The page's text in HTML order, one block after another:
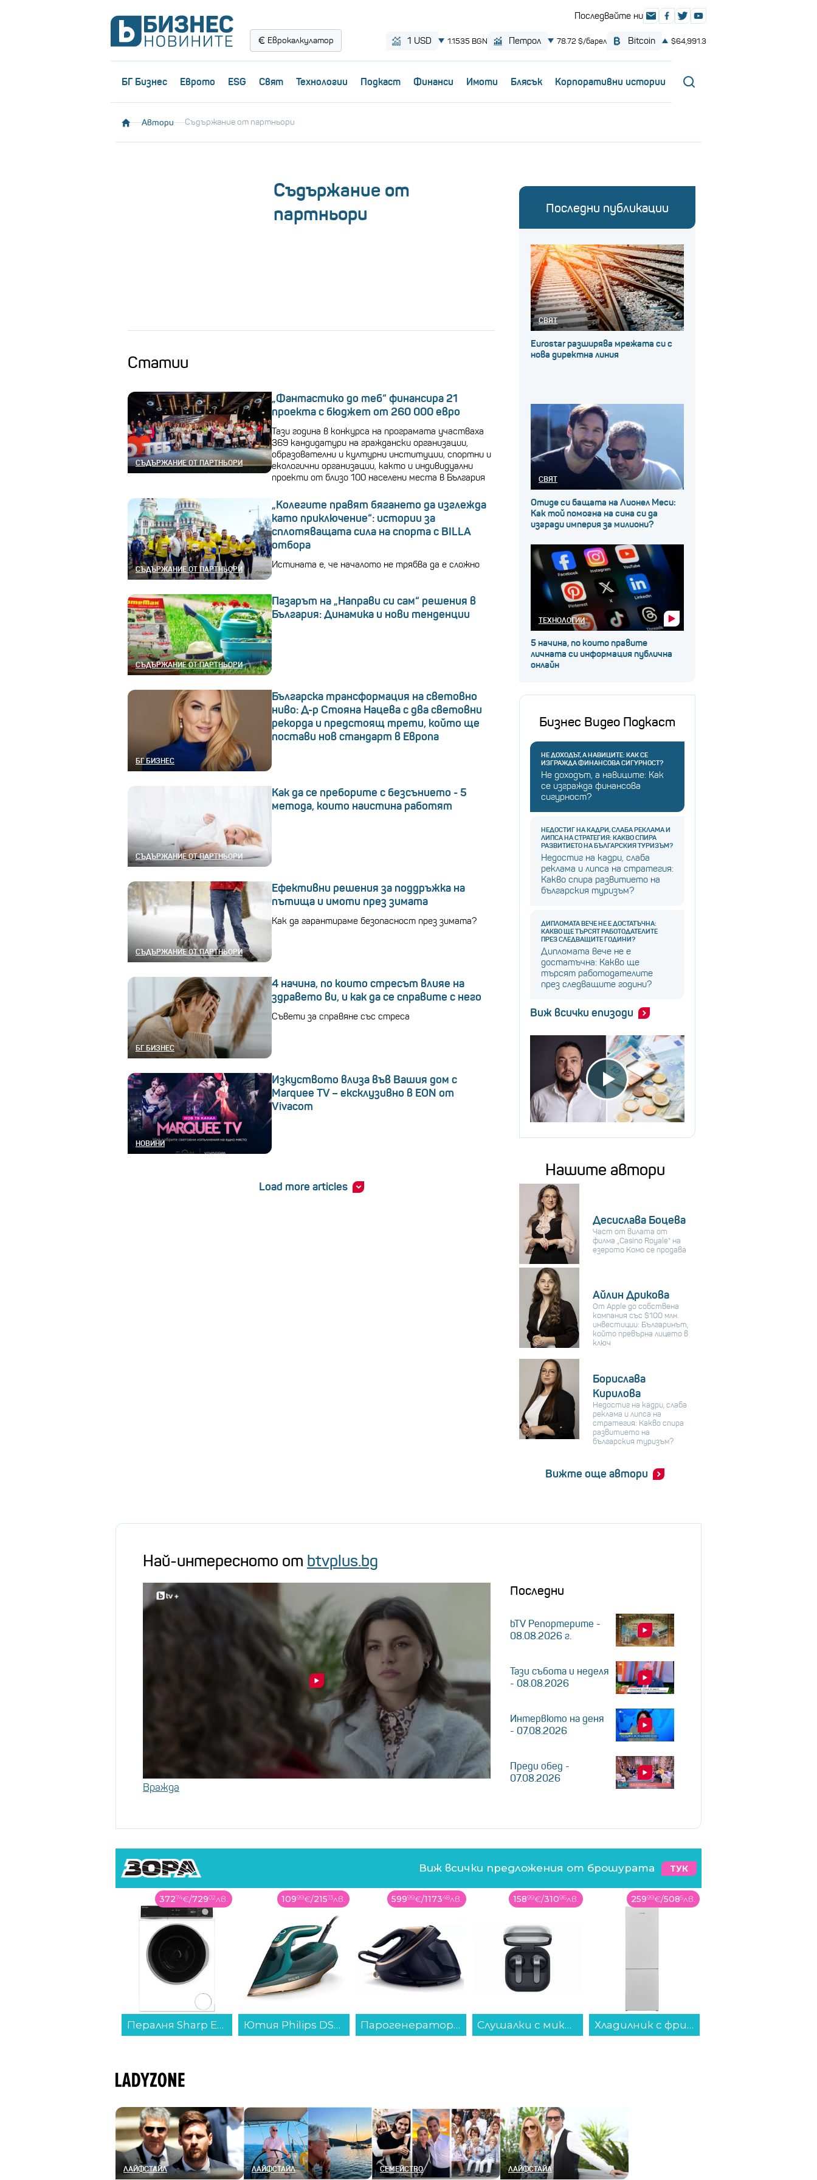
Еврокалкулатор
БГ Бизнес Еврото ESG Свят Технологии Пoдкаст Финанси Имоти Блясък Корпоративни истории
Автори Съдържание от партньори
Съдържание от
партньори
Статии
СЪДЪРЖАНИЕ ОТ ПАРТНЬОРИ
„Фантастико до теб“ финансира 21
проекта с бюджет от 260 000 евро
Тази година в конкурса на програмата участваха
369 кандидатури на граждански организации,
образователни и културни институции, спортни и
екологични организации, както и индивидуални
проекти от близо 100 населени места в България
СЪДЪРЖАНИЕ ОТ ПАРТНЬОРИ
„Колегите правят бягането да изглежда
като приключение“: истории за
сплотяващата сила на спорта с BILLA
отбора
Истината е, че началото не трябва да е сложно
СЪДЪРЖАНИЕ ОТ ПАРТНЬОРИ
Пазарът на „Направи си сам“ решения в
България: Динамика и нови тенденции
БГ БИЗНЕС
Българска трансформация на световно
ниво: Д-р Стояна Нацева с два световни
рекорда и предстоящ трети, който ще
постави нов стандарт в Европа
СЪДЪРЖАНИЕ ОТ ПАРТНЬОРИ
Как да се преборите с безсънието - 5
метода, които наистина работят
СЪДЪРЖАНИЕ ОТ ПАРТНЬОРИ
Ефективни решения за поддръжка на
пътища и имоти през зимата
Как да гарантираме безопасност през зимата?
БГ БИЗНЕС
4 начина, по които стресът влияе на
здравето ви, и как да се справите с него
Съвети за справяне със стреса
НОВИНИ
Изкуството влиза във Вашия дом с
Marquee TV – ексклузивно в EON от
Vivacom
Load more articles
Последни публикации
СВЯТ
Eurostar разширява мрежата си с
нова директна линия
СВЯТ
Отиде си бащата на Лионел Меси:
Как той помогна на сина си да
изгради империя за милиони?
ТЕХНОЛОГИИ
5 начина, по които правите
личната си информация публична
онлайн
Бизнес Видео Подкаст
НЕ ДОХОДЪТ, А НАВИЦИТЕ: КАК СЕ
ИЗГРАЖДА ФИНАНСОВА СИГУРНОСТ?
Не доходът, а навиците: Как
се изгражда финансова
сигурност?
НЕДОСТИГ НА КАДРИ, СЛАБА РЕКЛАМА И
ЛИПСА НА СТРАТЕГИЯ: КАКВО СПИРА
РАЗВИТИЕТО НА БЪЛГАРСКИЯ ТУРИЗЪМ?
Недостиг на кадри, слаба
реклама и липса на стратегия:
Какво спира развитието на
българския туризъм?
ДИПЛОМАТА ВЕЧЕ НЕ Е ДОСТАТЪЧНА:
КАКВО ЩЕ ТЪРСЯТ РАБОТОДАТЕЛИТЕ
ПРЕЗ СЛЕДВАЩИТЕ ГОДИНИ?
Дипломата вече не е
достатъчна: Какво ще
търсят работодателите
през следващите години?
Виж всички епизоди
Нашите автори
Десислава Боцева
Част от вилата от
филма „Casino Royale“ на
езерото Комо се продава
Айлин Дрикова
От Apple до собствена
компания със $100 млн.
инвестиции: Българинът,
който превърна лицето в
ключ
Борислава
Кирилова
Недостиг на кадри, слаба
реклама и липса на
стратегия: Какво спира
развитието на
българския туризъм?
Вижте още автори
Най-интересното от btvplus.bg
Вражда
Последни
bTV Репортерите -
08.08.2026 г.
Тази събота и неделя
- 08.08.2026
Интервюто на деня
- 07.08.2026
Преди обед -
07.08.2026
Виж всички предложения от брошурата ТУК
10999€/21513лв.
Ютия Philips DST8030/70...
59999€/117348лв.
Парогенератор Philips PSG9050/20...
15899€/31096лв.
Слушалки с микрофон Samsung GALAXY BUDS 4 BLACK SM-R540NZKA , Bluetooth , IN-EAR (ТАПИ)...
25999€/5085лв.
Хладилник с фризер Crown GN 3130E , 268 l, E , Бял , Статична...
99599€/194799лв.
Лаптоп Lenovo LOQ 15ARP10E 83S000AEBM , 1000GB SSD , 15.60 , 16 , AMD Ryzen 7 170 OCTA CORE , NVIDIA GeForce RTX 4050 6GB GDDR6 , Без OS...
ЛАЙФСТАЙЛ ЛАЙФСТАЙЛ СЕМЕЙСТВО ЛАЙФСТАЙЛ